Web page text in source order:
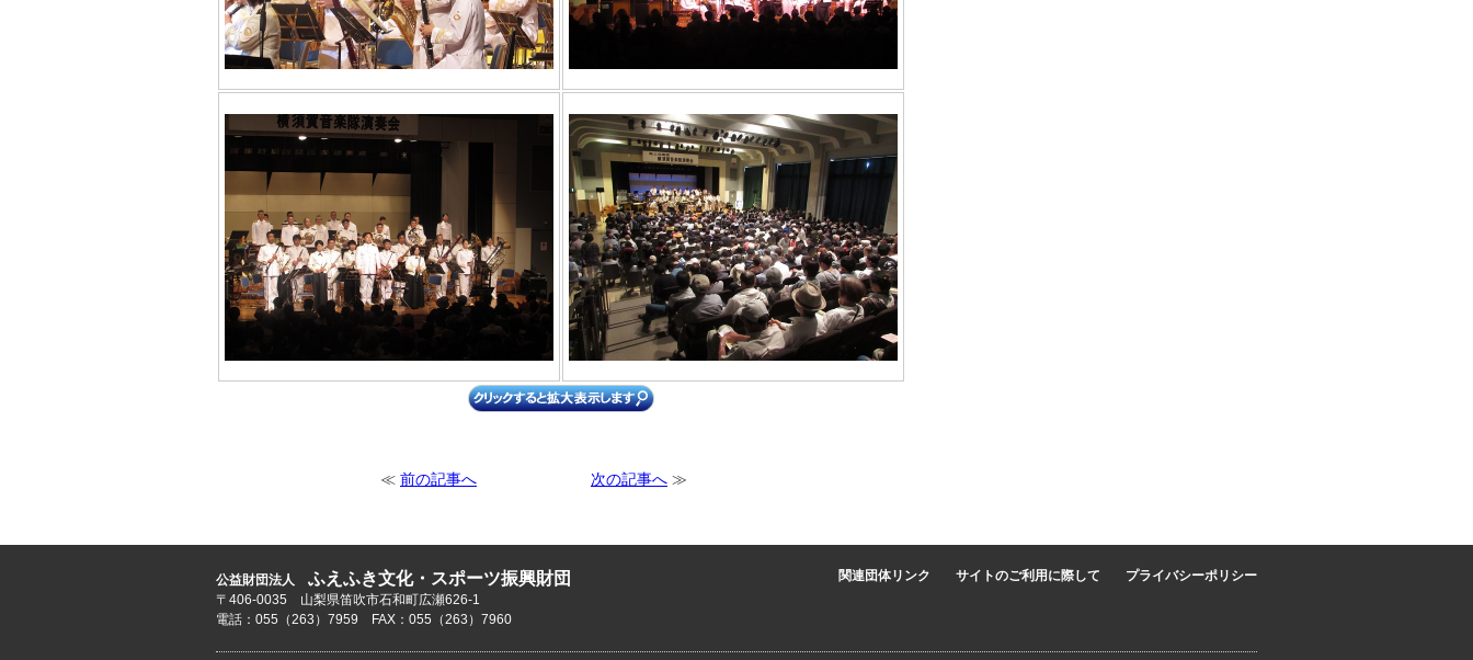
≪ 前の記事へ 次の記事へ ≫
公益財団法人 ふえふき文化・スポーツ振興財団
〒406-0035 山梨県笛吹市石和町広瀬626-1
電話：055（263）7959 FAX：055（263）7960
関連団体リンク サイトのご利用に際して プライバシーポリシー